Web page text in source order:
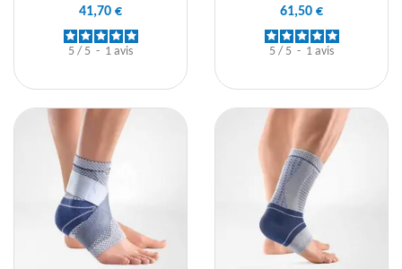
41,70 €
5 / 5 - 1 avis
61,50 €
5 / 5 - 1 avis